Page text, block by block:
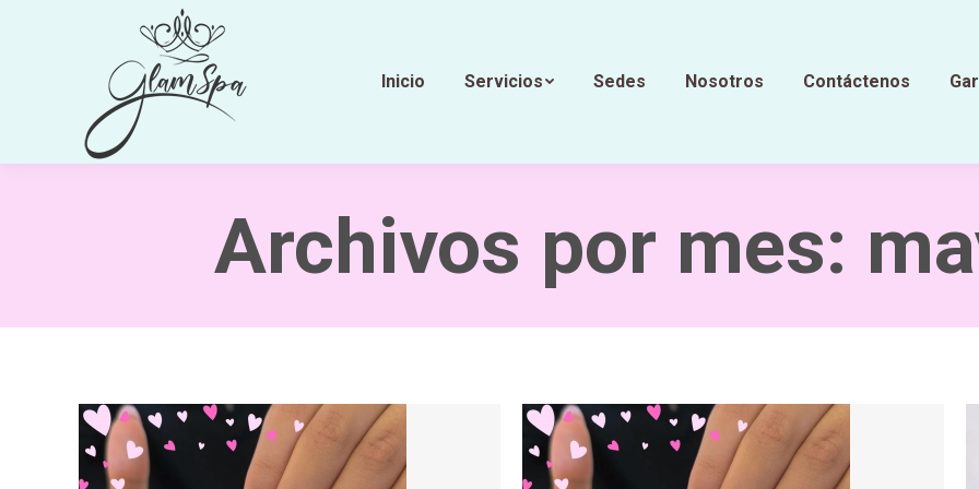
Inicio Servicios Sedes Nosotros Contáctenos
Archivos por mes: